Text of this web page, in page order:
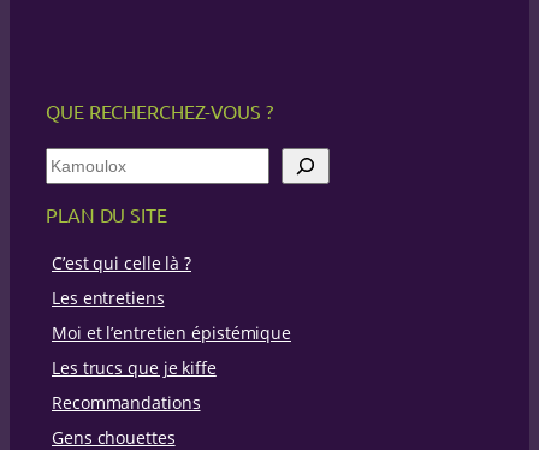
QUE RECHERCHEZ-VOUS ?
R
e
c
h
e
PLAN DU SITE
C’est qui celle là ?
Les entretiens
Moi et l’entretien épistémique
Les trucs que je kiffe
Recommandations
Gens chouettes